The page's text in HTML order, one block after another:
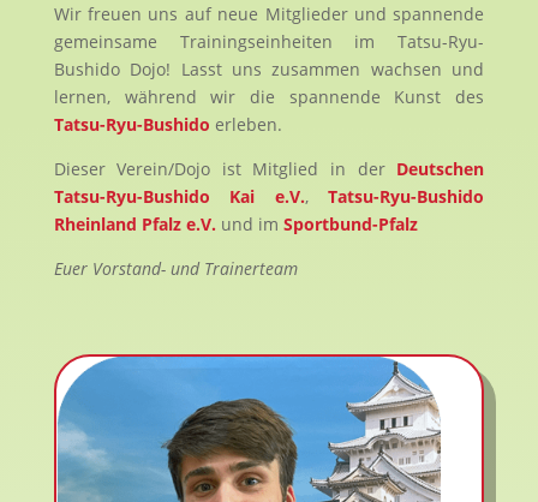
Wir freuen uns auf neue Mitglieder und spannende
gemeinsame Trainingseinheiten im Tatsu-Ryu-
Bushido Dojo! Lasst uns zusammen wachsen und
lernen, während wir die spannende Kunst des
Tatsu-Ryu-Bushido erleben.
Dieser Verein/Dojo ist Mitglied in der Deutschen
Tatsu-Ryu-Bushido Kai e.V.,Tatsu-Ryu-Bushido
Rheinland Pfalz e.V. und im Sportbund-Pfalz
Euer Vorstand- und Trainerteam